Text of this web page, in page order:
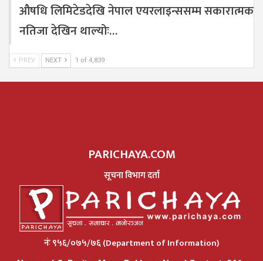
औषधि लिमिटेडदेखि नेपाल एयरलाइन्ससम्म सकारात्मक
नतिजा देखिन थाल्योः…
PREV NEXT 1 of 4,839
PARICHAYA.COM
सूचना विभाग दर्ता
नंः ९५६/०७५/७६ (Department of Information)